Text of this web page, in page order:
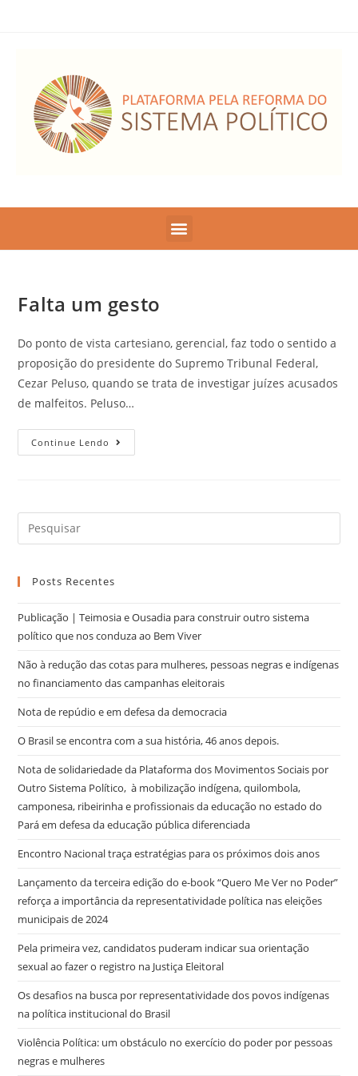
Falta um gesto
Do ponto de vista cartesiano, gerencial, faz todo o sentido a
proposição do presidente do Supremo Tribunal Federal,
Cezar Peluso, quando se trata de investigar juízes acusados
de malfeitos. Peluso…
Continue Lendo
Posts Recentes
Publicação | Teimosia e Ousadia para construir outro sistema
político que nos conduza ao Bem Viver
Não à redução das cotas para mulheres, pessoas negras e indígenas
no financiamento das campanhas eleitorais
Nota de repúdio e em defesa da democracia
O Brasil se encontra com a sua história, 46 anos depois.
Nota de solidariedade da Plataforma dos Movimentos Sociais por
Outro Sistema Político, à mobilização indígena, quilombola,
camponesa, ribeirinha e profissionais da educação no estado do
Pará em defesa da educação pública diferenciada
Encontro Nacional traça estratégias para os próximos dois anos
Lançamento da terceira edição do e-book “Quero Me Ver no Poder”
reforça a importância da representatividade política nas eleições
municipais de 2024
Pela primeira vez, candidatos puderam indicar sua orientação
sexual ao fazer o registro na Justiça Eleitoral
Os desafios na busca por representatividade dos povos indígenas
na política institucional do Brasil
Violência Política: um obstáculo no exercício do poder por pessoas
negras e mulheres